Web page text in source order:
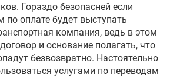
Гораздо безопасней если
по оплате будет выступать
компания, ведь в этом
и основание полагать, что
безвозвратно. Настоятельно
услугами по переводам